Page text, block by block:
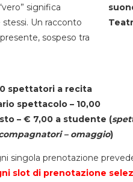
significa
Un racconto
sospeso tra
spettatori a recita
spettacolo – 10,00
– € 7,00 a studente (
– omaggio)
singola prenotazione
slot di prenotazione